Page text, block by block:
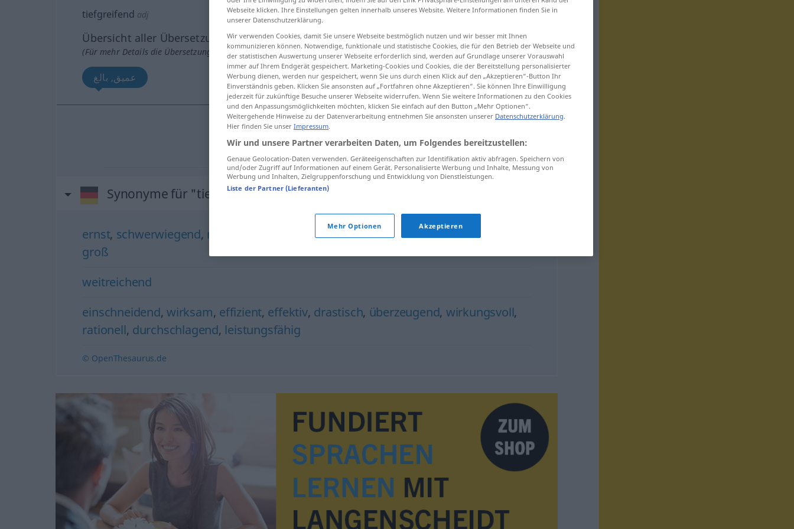
tiefgreifend adj
Übersicht aller Übersetzungen
(Für mehr Details die Übersetzung anklicken/antippen)
عميق, بالغ
عميق [ʕaˈmiːq]
بالغ
Synonyme für "tiefgreifend"
ernst, schwerwiegend, massiv folgenschwer,gravierend,wichtig,weitreichend
groß
weitreichend
einschneidend,wirksam, effizient, effektiv, drastisch, überzeugend, wirkungsvoll,
rationell, durchschlagend, leistungsfähig
© OpenThesaurus.de
Webseite klicken. Ihre Einstellungen gelten innerhalb unseres Website. Weitere Informationen finden Sie in
unserer Datenschutzerklärung.
Wir verwenden Cookies, damit Sie unsere Webseite bestmöglich nutzen und wir besser mit Ihnen
kommunizieren können. Notwendige, funktionale und statistische Cookies, die für den Betrieb der Webseite und
der statistischen Auswertung unserer Webseite erforderlich sind, werden auf Grundlage unserer Vorauswahl
immer auf Ihrem Endgerät gespeichert. Marketing-Cookies und Cookies, die der Bereitstellung personalisierter
Werbung dienen, werden nur gespeichert, wenn Sie uns durch einen Klick auf den „Akzeptieren“-Button Ihr
Einverständnis geben. Klicken Sie ansonsten auf „Fortfahren ohne Akzeptieren“. Sie können Ihre Einwilligung
jederzeit für zukünftige Besuche unserer Webseite widerrufen. Wenn Sie weitere Informationen zu den Cookies
und den Anpassungsmöglichkeiten möchten, klicken Sie einfach auf den Button „Mehr Optionen“.
Weitergehende Hinweise zu der Datenverarbeitung entnehmen Sie ansonsten unserer Datenschutzerklärung.
Hier finden Sie unser Impressum.
Wir und unsere Partner verarbeiten Daten, um Folgendes bereitzustellen:
Genaue Geolocation-Daten verwenden. Geräteeigenschaften zur Identifikation aktiv abfragen. Speichern von
und/oder Zugriff auf Informationen auf einem Gerät. Personalisierte Werbung und Inhalte, Messung von
Werbung und Inhalten, Zielgruppenforschung und Entwicklung von Dienstleistungen.
Liste der Partner (Lieferanten)
Mehr Optionen Akzeptieren